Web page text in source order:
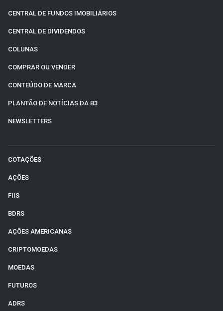
CENTRAL DE FUNDOS IMOBILIÁRIOS
CENTRAL DE DIVIDENDOS
COLUNAS
COMPRAR OU VENDER
CONTEÚDO DE MARCA
PLANTÃO DE NOTÍCIAS DA B3
NEWSLETTERS
COTAÇÕES
AÇÕES
FIIS
BDRS
AÇÕES AMERICANAS
CRIPTOMOEDAS
MOEDAS
FUTUROS
ADRS